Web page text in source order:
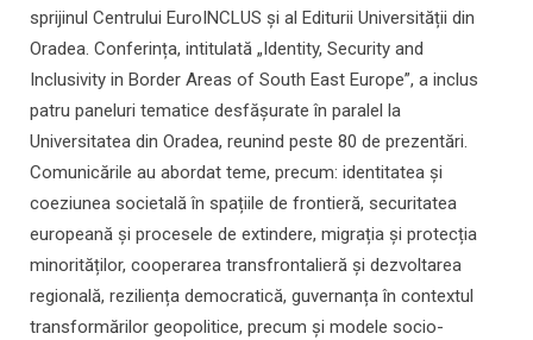
sprijinul Centrului EuroINCLUS și al Editurii Universității din
Oradea. Conferința, intitulată „Identity, Security and
Inclusivity in Border Areas of South East Europe”, a inclus
patru paneluri tematice desfășurate în paralel la
Universitatea din Oradea, reunind peste 80 de prezentări.
Comunicările au abordat teme, precum: identitatea și
coeziunea societală în spațiile de frontieră, securitatea
europeană și procesele de extindere, migrația și protecția
minorităților, cooperarea transfrontalieră și dezvoltarea
regională, reziliența democratică, guvernanța în contextul
transformărilor geopolitice, precum și modele socio-